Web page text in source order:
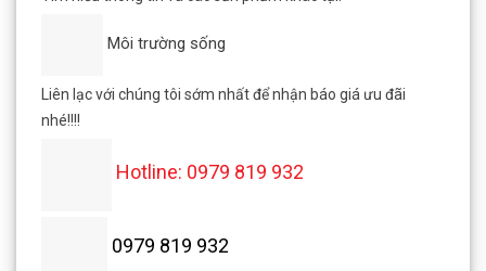
Môi trường sống
Liên lạc với chúng tôi sớm nhất để nhận báo giá ưu đãi
nhé!!!!
Hotline: 0979 819 932
0979 819 932